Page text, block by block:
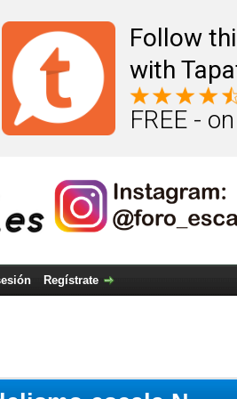
Follow
with
FREE -
Regístrate